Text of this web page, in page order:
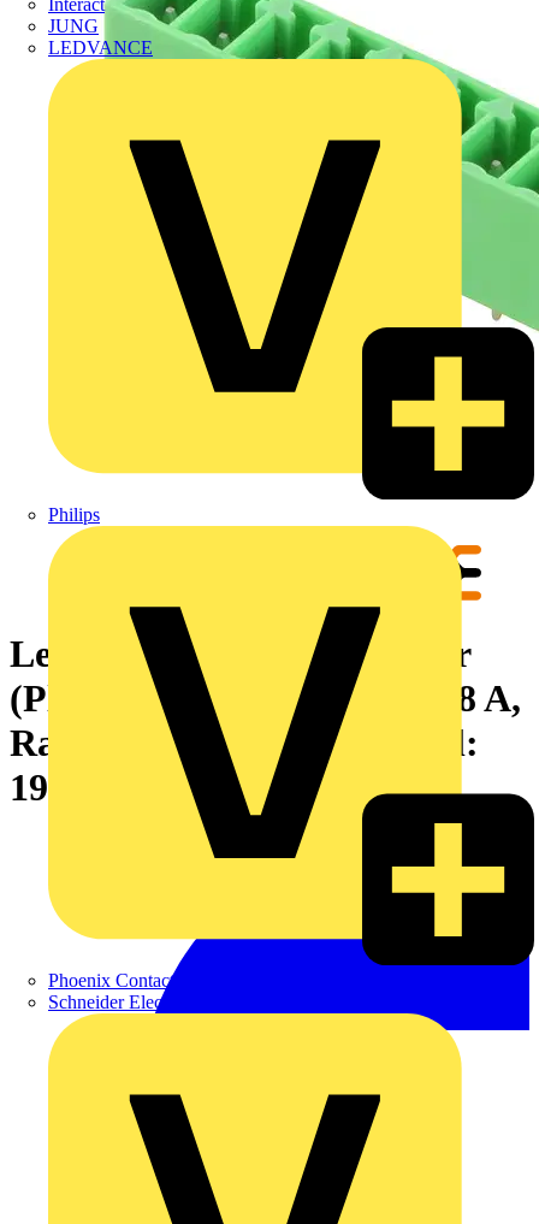
Interact
JUNG
LEDVANCE
Philips
Phoenix Contact
Schneider Electric
Leiterplattensteckverbinder
(Platinenanschluss), 160 V, 8 A,
Raster in mm: 3.81, Polzahl:
19, THT-Lötanschluss, Box